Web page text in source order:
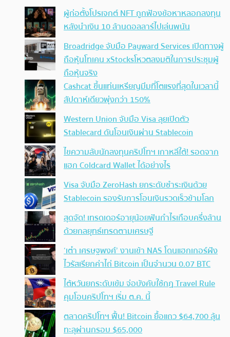
ผู้ก่อตั้งโปรเจกต์ NFT ถูกฟ้องข้อหาหลอกลงทุน
หลังนำเงิน 10 ล้านดอลลาร์ไปเล่นพนัน
Broadridge จับมือ Payward Services เปิดทางผู้
ถือหุ้นโทเคน xStocksโหวตลงมติในการประชุมผู้
ถือหุ้นจริง
Cashcat ขึ้นแท่นเหรียญมีมที่โตแรงที่สุดในเวลานี้
สัปดาห์เดียวพุ่งกว่า 150%
Western Union จับมือ Visa ลุยเปิดตัว
Stablecard ดันโอนเงินผ่าน Stablecoin
ไขความลับนักลงทุนคริปโทฯ เกาหลีใต้! รอดจาก
แฮก Coldcard Wallet ได้อย่างไร
Visa จับมือ ZeroHash ยกระดับชำระเงินด้วย
Stablecoin รองรับการโอนเงินรวดเร็วข้ามโลก
สุดจัด! เทรดเดอร์อายุน้อยฟันกำไรเกือบครึ่งล้าน
ด้วยกลยุทธ์เทรดตามเศรษฐี
‘เต๋า เศรษฐพงศ์’ งานเข้า NAS โดนแฮกเกอร์ฝัง
ไวรัสเรียกค่าไถ่ Bitcoin เป็นจำนวน 0.07 BTC
ไต้หวันยกระดับเข้ม จ่อบังคับใช้กฏ Travel Rule
คุมโอนคริปโทฯ เริ่ม ต.ค. นี้
ตลาดคริปโทฯ ฟื้น! Bitcoin ยื้อแถว $64,700 ลุ้น
ทะลุผ่านกรอบ $65,000